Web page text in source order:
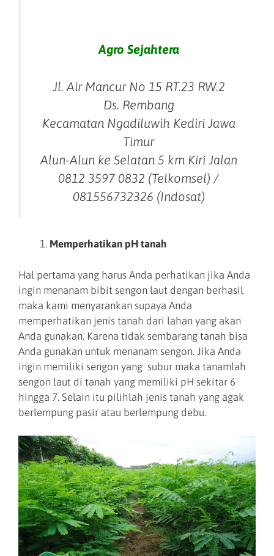
Agro Sejahtera
Jl. Air Mancur No 15 RT.23 RW.2
Ds. Rembang
Kecamatan Ngadiluwih Kediri Jawa
Timur
Alun-Alun ke Selatan 5 km Kiri Jalan
0812 3597 0832 (Telkomsel) /
081556732326 (Indosat)
Memperhatikan pH tanah
Hal pertama yang harus Anda perhatikan jika Anda
ingin menanam bibit sengon laut dengan berhasil
maka kami menyarankan supaya Anda
memperhatikan jenis tanah dari lahan yang akan
Anda gunakan. Karena tidak sembarang tanah bisa
Anda gunakan untuk menanam sengon. Jika Anda
ingin memiliki sengon yang subur maka tanamlah
sengon laut di tanah yang memiliki pH sekitar 6
hingga 7. Selain itu pilihlah jenis tanah yang agak
berlempung pasir atau berlempung debu.